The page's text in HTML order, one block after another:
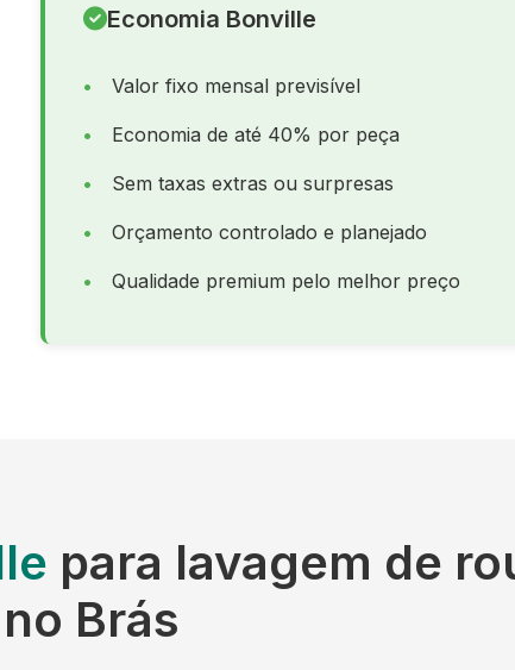
Economia Bonville
Valor fixo mensal previsível
Economia de até 40% por peça
Sem taxas extras ou surpresas
Orçamento controlado e planejado
Qualidade premium pelo melhor preço
para lavagem de
Brás